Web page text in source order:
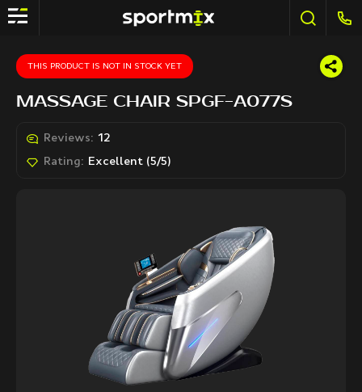
THIS PRODUCT IS NOT IN STOCK YET
MASSAGE CHAIR SPGF-A077S
Reviews: 12
Rating: Excellent (5/5)